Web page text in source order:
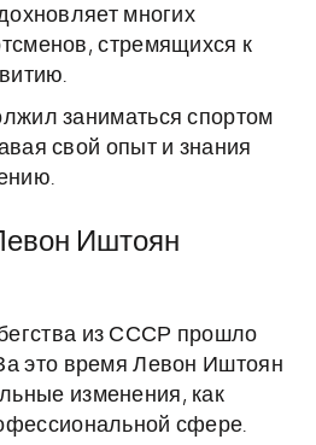
многих
стремящихся к
заниматься спортом
свой опыт и знания
Иштоян
из СССР прошло
это время Левон Иштоян
изменения, как
сфере.